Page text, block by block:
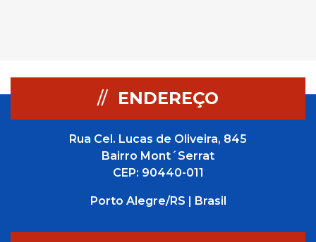
// ENDEREÇO
Rua Cel. Lucas de Oliveira, 845
Bairro Mont´Serrat
CEP: 90440-011
Porto Alegre/RS | Brasil